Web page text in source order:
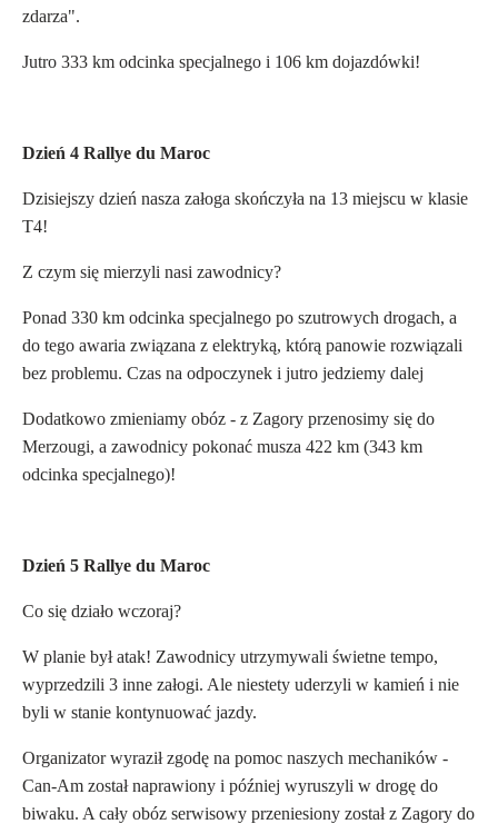
zdarza".
Jutro 333 km odcinka specjalnego i 106 km dojazdówki!
Dzień 4 Rallye du Maroc
Dzisiejszy dzień nasza załoga skończyła na 13 miejscu w klasie
T4!
Z czym się mierzyli nasi zawodnicy?
Ponad 330 km odcinka specjalnego po szutrowych drogach, a
do tego awaria związana z elektryką, którą panowie rozwiązali
bez problemu. Czas na odpoczynek i jutro jedziemy dalej
Dodatkowo zmieniamy obóz - z Zagory przenosimy się do
Merzougi, a zawodnicy pokonać musza 422 km (343 km
odcinka specjalnego)!
Dzień 5 Rallye du Maroc
Co się działo wczoraj?
W planie był atak! Zawodnicy utrzymywali świetne tempo,
wyprzedzili 3 inne załogi. Ale niestety uderzyli w kamień i nie
byli w stanie kontynuować jazdy.
Organizator wyraził zgodę na pomoc naszych mechaników -
Can-Am został naprawiony i później wyruszyli w drogę do
biwaku. A cały obóz serwisowy przeniesiony został z Zagory do